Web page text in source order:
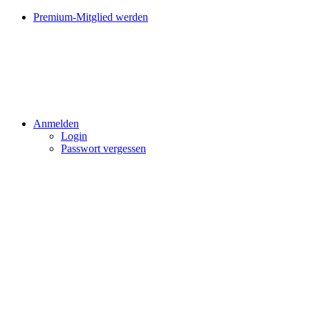
Premium-Mitglied werden
Anmelden
Login
Passwort vergessen